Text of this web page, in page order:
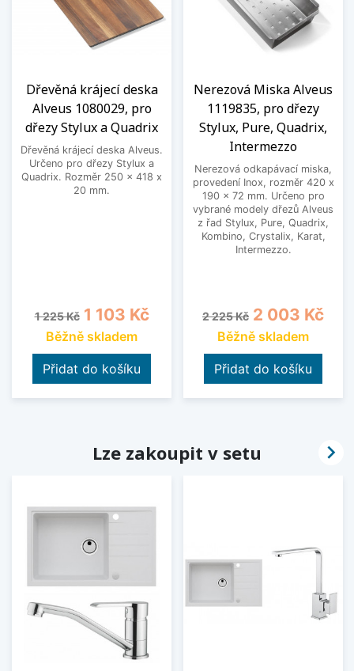
Dřevěná krájecí deska
Alveus 1080029, pro
dřezy Stylux a Quadrix
Dřevěná krájecí deska Alveus.
Určeno pro dřezy Stylux a
Quadrix. Rozměr 250 x 418 x
20 mm.
Běžná cena
1 225 Kč Cena
1 103 Kč
Běžně skladem
Přidat do košíku
Nerezová Miska Alveus
1119835, pro dřezy
Stylux, Pure, Quadrix,
Intermezzo
Nerezová odkapávací miska,
provedení Inox, rozměr 420 x
190 x 72 mm. Určeno pro
vybrané modely dřezů Alveus
z řad Stylux, Pure, Quadrix,
Kombino, Crystalix, Karat,
Intermezzo.
Běžná cena
2 225 Kč Cena
2 003 Kč
Běžně skladem
Přidat do košíku
Lze zakoupit v setu 